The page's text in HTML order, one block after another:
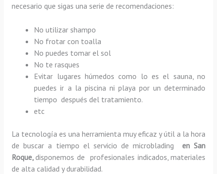
necesario que sigas una serie de recomendaciones:
No utilizar shampo
No frotar con toalla
No puedes tomar el sol
No te rasques
Evitar lugares húmedos como lo es el sauna, no
puedes ir a la piscina ni playa por un determinado
tiempo después del tratamiento.
etc
La tecnología es una herramienta muy eficaz y útil a la hora
de buscar a tiempo el servicio de microblading en San
Roque,disponemos de profesionales indicados, materiales
de alta calidad y durabilidad.